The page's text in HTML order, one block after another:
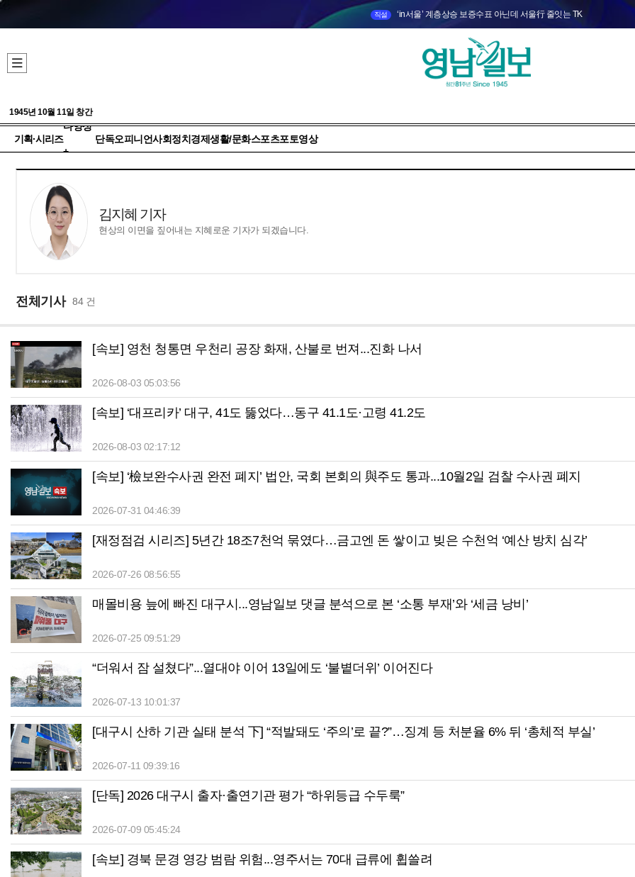
직설 ‘in서울’ 계층상승 보증수표 아닌데 서울行 줄잇는 TK
1945년 10월 11일 창간
기획·시리즈
다양성
+
단독오피니언사회정치 경제생활/문화스포츠포토영상
김지혜 기자
현상의 이면을 짚어내는 지혜로운 기자가 되겠습니다.
전체기사 84 건
[속보] 영천 청통면 우천리 공장 화재, 산불로 번져...진화 나서
2026-08-03 05:03:56
[속보] ‘대프리카’ 대구, 41도 뚫었다…동구 41.1도·고령 41.2도
2026-08-03 02:17:12
[속보] ‘檢보완수사권 완전 폐지’ 법안, 국회 본회의 與주도 통과...10월2일 검찰 수사권 폐지
2026-07-31 04:46:39
[재정점검 시리즈] 5년간 18조7천억 묶였다…금고엔 돈 쌓이고 빚은 수천억 ‘예산 방치 심각’
2026-07-26 08:56:55
매몰비용 늪에 빠진 대구시...영남일보 댓글 분석으로 본 ‘소통 부재’와 ‘세금 낭비’
2026-07-25 09:51:29
“더워서 잠 설쳤다”...열대야 이어 13일에도 ‘불볕더위’ 이어진다
2026-07-13 10:01:37
[대구시 산하 기관 실태 분석 下] “적발돼도 ‘주의’로 끝?”…징계 등 처분율 6% 뒤 ‘총체적 부실’
2026-07-11 09:39:16
[단독] 2026 대구시 출자·출연기관 평가 “하위등급 수두룩”
2026-07-09 05:45:24
[속보] 경북 문경 영강 범람 위험...영주서는 70대 급류에 휩쓸려